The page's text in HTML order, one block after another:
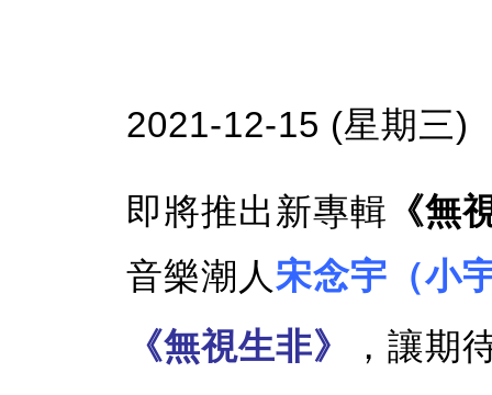
2021-12-15 (星期三)
即將推出新專輯 《無
音樂潮人宋念宇（小
《無視生非》
，讓期